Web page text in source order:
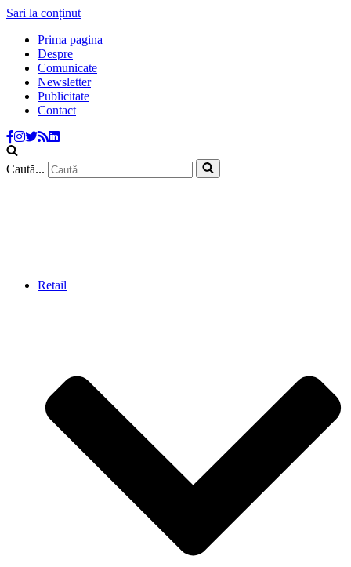
Sari la conținut
Prima pagina
Despre
Comunicate
Newsletter
Publicitate
Contact
Caută...
Retail